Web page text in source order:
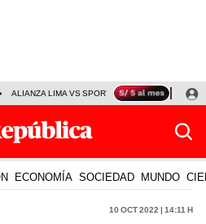
ALIANZA LIMA VS SPORT BOYS JORGE
ECONOMÍA SOCIEDAD MUNDO
10 Oct 2022 | 14:11 h